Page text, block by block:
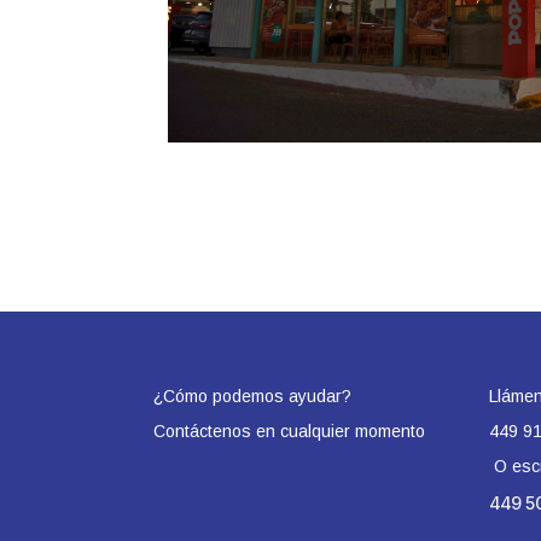
¿Cómo podemos ayudar?
Contáctenos en cualquier momento
449
O
449